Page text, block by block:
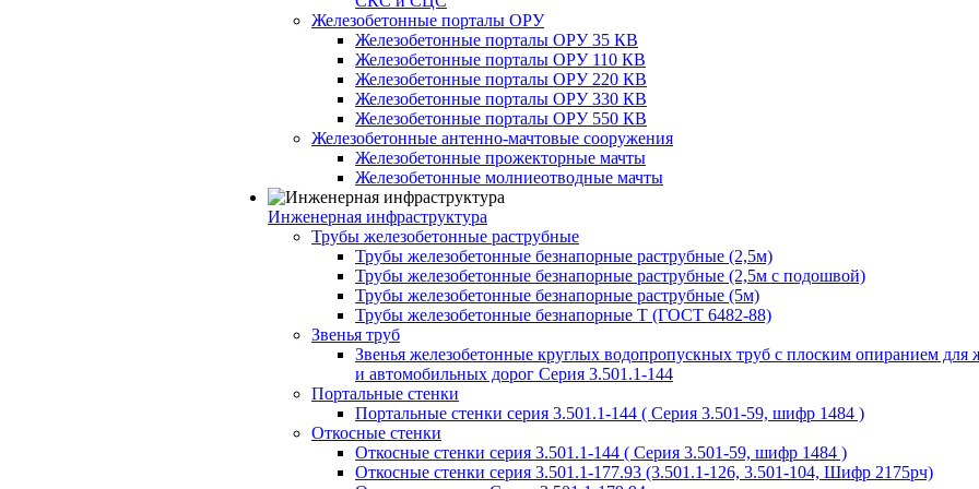
Железобетонные порталы ОРУ
Железобетонные порталы ОРУ 35 КВ
Железобетонные порталы ОРУ 110 КВ
Железобетонные порталы ОРУ 220 КВ
Железобетонные порталы ОРУ 330 КВ
Железобетонные порталы ОРУ 550 КВ
Железобетонные антенно-мачтовые сооружения
Железобетонные прожекторные мачты
Железобетонные молниеотводные мачты
Инженерная инфраструктура
Трубы железобетонные раструбные
Трубы железобетонные безнапорные раструбные (2,5м)
Трубы железобетонные безнапорные раструбные (2,5м с подошвой)
Трубы железобетонные безнапорные раструбные (5м)
Трубы железобетонные безнапорные Т (ГОСТ 6482-88)
Звенья труб
Звенья железобетонные круглых водопропускных труб с плоским опиранием для
и автомобильных дорог Серия 3.501.1-144
Портальные стенки
Портальные стенки серия 3.501.1-144 ( Серия 3.501-59, шифр 1484 )
Откосные стенки
Откосные стенки серия 3.501.1-144 ( Серия 3.501-59, шифр 1484 )
Откосные стенки серия 3.501.1-177.93 (3.501.1-126, 3.501-104, Шифр 2175рч)